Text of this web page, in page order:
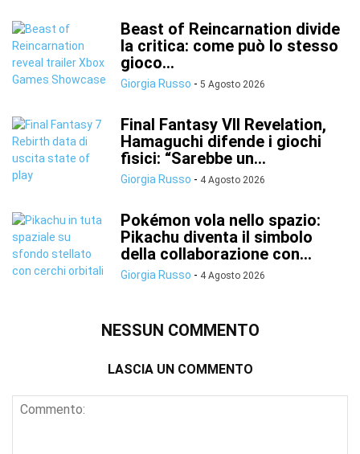
Beast of Reincarnation divide
la critica: come può lo stesso
gioco...
Giorgia Russo - 5 Agosto 2026
Final Fantasy VII Revelation,
Hamaguchi difende i giochi
fisici: “Sarebbe un...
Giorgia Russo - 4 Agosto 2026
Pokémon vola nello spazio:
Pikachu diventa il simbolo
della collaborazione con...
Giorgia Russo - 4 Agosto 2026
NESSUN COMMENTO
LASCIA UN COMMENTO